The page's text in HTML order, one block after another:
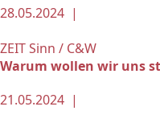
28.05.2024 |
ZEIT Sinn / C&W
Warum wollen wir uns
21.05.2024 |